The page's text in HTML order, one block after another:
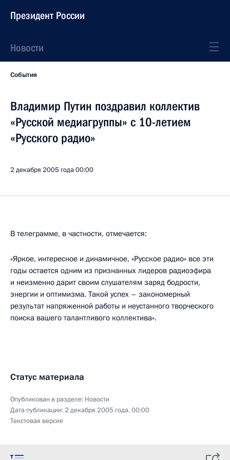
Президент России
Новости
События
Владимир Путин поздравил коллектив
«Русской медиагруппы» с 10-летием
«Русского радио»
2 декабря 2005 года00:00
В телеграмме, в частности, отмечается:
«Яркое, интересное и динамичное, «Русское радио» все эти
годы остается одним из признанных лидеров радиоэфира
и неизменно дарит своим слушателям заряд бодрости,
энергии и оптимизма. Такой успех – закономерный
результат напряженной работы и неустанного творческого
поиска вашего талантливого коллектива».
Статус материала
Опубликован в разделе: Новости
Дата публикации:2 декабря 2005 года, 00:00
Текстовая версия